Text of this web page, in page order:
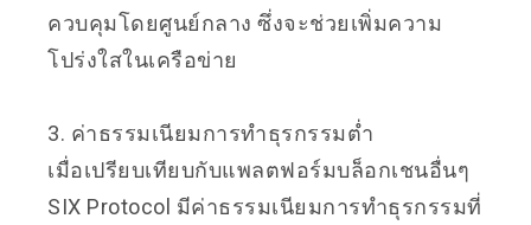
ควบคุมโดยศูนย์กลาง ซึ่งจะช่วยเพิ่มความ
โปร่งใสในเครือข่าย
3. ค่าธรรมเนียมการทำธุรกรรมต่ำ
เมื่อเปรียบเทียบกับแพลตฟอร์มบล็อกเชนอื่นๆ
SIX Protocol มีค่าธรรมเนียมการทำธุรกรรมที่